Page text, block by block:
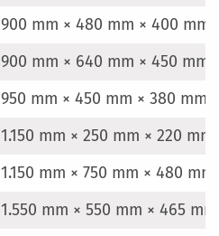
900 mm × 480 mm × 400 mm
900 mm × 640 mm × 450 mm
950 mm × 450 mm × 380 mm
1.150 mm × 250 mm × 220 mm
1.150 mm × 750 mm × 480 mm
1.550 mm × 550 mm × 465 mm